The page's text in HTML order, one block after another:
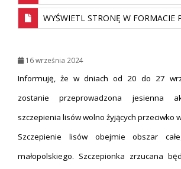
WYŚWIETL STRONĘ W FORMACIE
16 września 2024
Informuję, że w dniach od 20 do 27
zostanie przeprowadzona jesienna
szczepienia lisów wolno żyjących przeciwko
Szczepienie lisów obejmie obszar
małopolskiego. Szczepionka zrzucana